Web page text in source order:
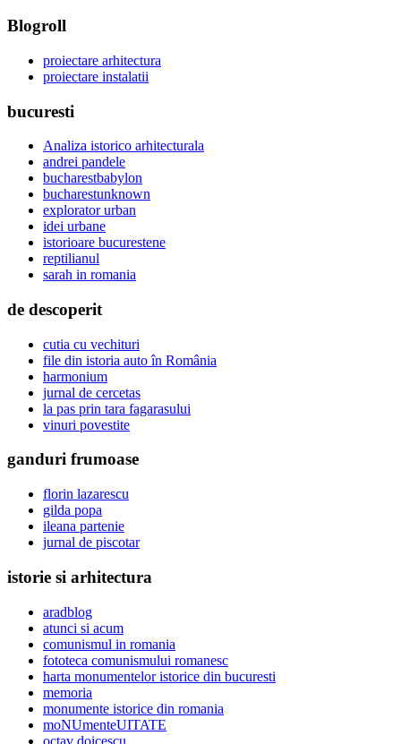
Blogroll
proiectare arhitectura
proiectare instalatii
bucuresti
Analiza istorico arhitecturala
andrei pandele
bucharestbabylon
bucharestunknown
explorator urban
idei urbane
istorioare bucurestene
reptilianul
sarah in romania
de descoperit
cutia cu vechituri
file din istoria auto în România
harmonium
jurnal de cercetas
la pas prin tara fagarasului
vinuri povestite
ganduri frumoase
florin lazarescu
gilda popa
ileana partenie
jurnal de piscotar
istorie si arhitectura
aradblog
atunci si acum
comunismul in romania
fototeca comunismului romanesc
harta monumentelor istorice din bucuresti
memoria
monumente istorice din romania
moNUmenteUITATE
octav doicescu